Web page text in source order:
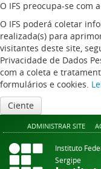
O IFS preocupa-se com
O IFS poderá coletar
realizada(s) para
visitantes deste site,
Privacidade de Dados
com a coleta e
formulários e cookies.
Ciente
ADMINISTRAR SITE
Instituto
Sergipe